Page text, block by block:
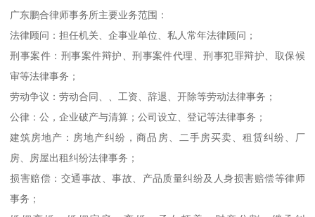
广东鹏合律师事务所主要业务范围：
法律顾问：担任机关、企事业单位、私人常年法律顾问；
刑事案件：刑事案件辩护、刑事案件代理、刑事犯罪辩护、取保候
审等法律事务；
劳动争议：劳动合同、、工资、辞退、开除等劳动法律事务；
公律：公，企业破产与清算；公司设立、登记等法律事务；
建筑房地产：房地产纠纷，商品房、二手房买卖、租赁纠纷、厂
房、房屋出租纠纷法律事务；
损害赔偿：交通事故、事故、产品质量纠纷及人身损害赔偿等律师
事务；